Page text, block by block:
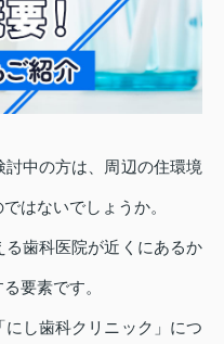
中の方は、周辺の住環境
はないでしょうか。
歯科医院が近くにあるか
要素です。
し歯科クリニック」につ